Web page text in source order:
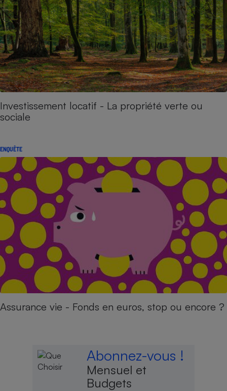
Investissement locatif - La propriété verte ou
sociale
ENQUÊTE
Assurance vie - Fonds en euros, stop ou encore ?
Abonnez-vous !
Mensuel et
Budgets